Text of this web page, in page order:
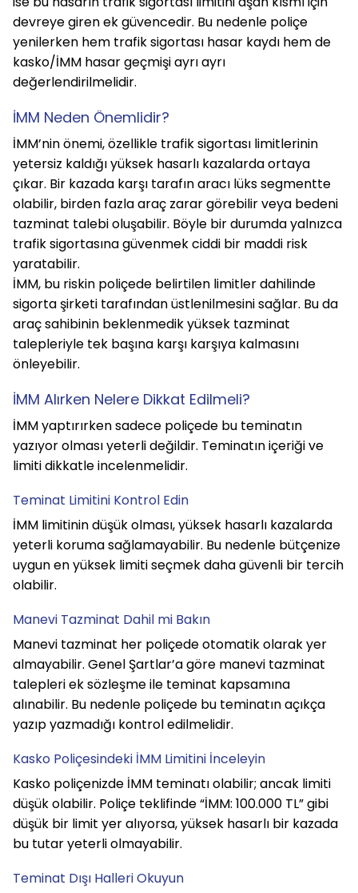
devreye giren ek güvencedir. Bu nedenle poliçe
yenilerken hem trafik sigortası hasar kaydı hem de
kasko/İMM hasar geçmişi ayrı ayrı
değerlendirilmelidir.
İMM Neden Önemlidir?
İMM’nin önemi, özellikle trafik sigortası limitlerinin
yetersiz kaldığı yüksek hasarlı kazalarda ortaya
çıkar. Bir kazada karşı tarafın aracı lüks segmentte
olabilir, birden fazla araç zarar görebilir veya bedeni
tazminat talebi oluşabilir. Böyle bir durumda yalnızca
trafik sigortasına güvenmek ciddi bir maddi risk
yaratabilir.
İMM, bu riskin poliçede belirtilen limitler dahilinde
sigorta şirketi tarafından üstlenilmesini sağlar. Bu da
araç sahibinin beklenmedik yüksek tazminat
talepleriyle tek başına karşı karşıya kalmasını
önleyebilir.
İMM Alırken Nelere Dikkat Edilmeli?
İMM yaptırırken sadece poliçede bu teminatın
yazıyor olması yeterli değildir. Teminatın içeriği ve
limiti dikkatle incelenmelidir.
Teminat Limitini Kontrol Edin
İMM limitinin düşük olması, yüksek hasarlı kazalarda
yeterli koruma sağlamayabilir. Bu nedenle bütçenize
uygun en yüksek limiti seçmek daha güvenli bir tercih
olabilir.
Manevi Tazminat Dahil mi Bakın
Manevi tazminat her poliçede otomatik olarak yer
almayabilir. Genel Şartlar’a göre manevi tazminat
talepleri ek sözleşme ile teminat kapsamına
alınabilir. Bu nedenle poliçede bu teminatın açıkça
yazıp yazmadığı kontrol edilmelidir.
Kasko Poliçesindeki İMM Limitini İnceleyin
Kasko poliçenizde İMM teminatı olabilir; ancak limiti
düşük olabilir. Poliçe teklifinde “İMM: 100.000 TL” gibi
düşük bir limit yer alıyorsa, yüksek hasarlı bir kazada
bu tutar yeterli olmayabilir.
Teminat Dışı Halleri Okuyun